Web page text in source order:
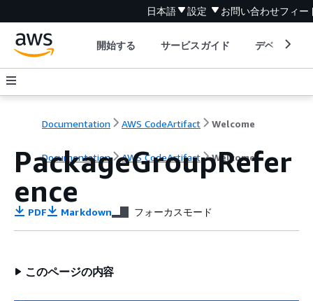
日本語 設定 お問い合わせフィー
開始する サービスガイド デベロッパ
Documentation AWS CodeArtifact Welcome
Documentation AWS CodeArtifact Welcome
PackageGroupRefer
ence
PDF Markdown フォーカスモード
このページの内容